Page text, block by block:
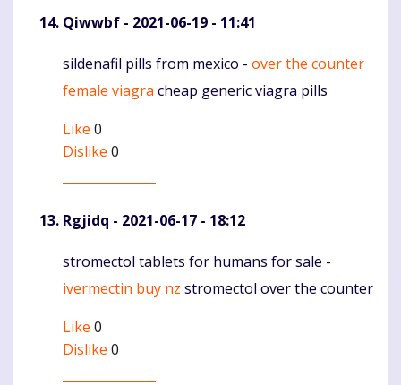
Qiwwbf - 2021-06-19 - 11:41
Komentaras
sildenafil pills from mexico - over the counter
female viagra cheap generic viagra pills
Like 0
Dislike 0
Rgjidq - 2021-06-17 - 18:12
Komentaras
stromectol tablets for humans for sale -
ivermectin buy nz stromectol over the counter
Like 0
Dislike 0